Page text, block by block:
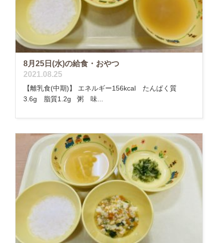
8月25日(水)の給食・おやつ
2021.08.25
【離乳食(中期)】 エネルギー156kcal たんぱく質
3.6g 脂質1.2g 粥 味...